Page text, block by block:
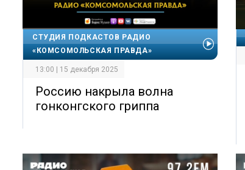
СТУДИЯ ПОДКАСТОВ РАДИО
«КОМСОМОЛЬСКАЯ ПРАВДА»
13:00 | 15 декабря 2025
Россию накрыла волна
гонконгского гриппа